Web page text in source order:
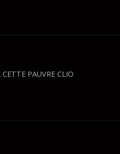
PAUVRE CLIO